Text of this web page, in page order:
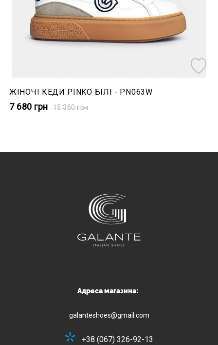
ЖІНОЧІ КЕДИ PINKO БІЛІ - PN063W
7 680 грн 15 360грн
Адреса магазина:
galanteshoes@gmail.com
+38 (067) 326-92-13